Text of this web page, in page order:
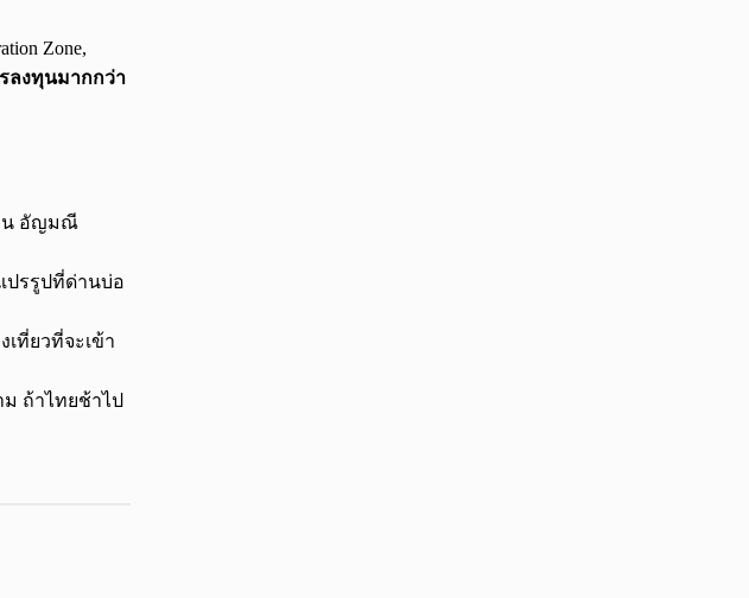
Zone,
ลงทุนมากกว่า
น อัญมณี
ปรรูปที่ด่านบ่อ
ที่ยวที่จะเข้า
ถ้าไทยช้าไป